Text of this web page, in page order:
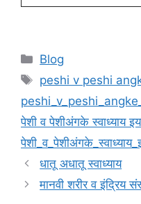
Categories
Blog
Tags
peshi v peshi
पेशी व पेशीअंगके स्वाध्याय
धातू अधातू स्वाध्याय
मानवी शरीर व इंद्रिय